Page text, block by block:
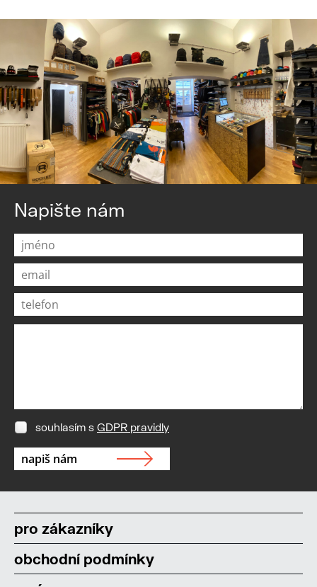
Napište nám
souhlasím s GDPR pravidly
pro zákazníky
obchodní podmínky